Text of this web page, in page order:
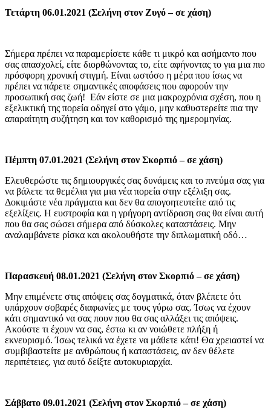
Τετάρτη 06.01.2021 (Σελήνη στον Ζυγό – σε χάση)
Σήμερα πρέπει να παραμερίσετε κάθε τι μικρό και ασήμαντο που
σας απασχολεί, είτε διορθώνοντας το, είτε αφήνοντας το για μια πιο
πρόσφορη χρονική στιγμή. Είναι ωστόσο η μέρα που ίσως να
πρέπει να πάρετε σημαντικές αποφάσεις που αφορούν την
προσωπική σας ζωή! Εάν είστε σε μια μακροχρόνια σχέση, που η
εξελικτική της πορεία οδηγεί στο γάμο, μην καθυστερείτε πια την
απαραίτητη συζήτηση και τον καθορισμό της ημερομηνίας.
Πέμπτη 07.01.2021 (Σελήνη στον Σκορπιό – σε χάση)
Ελευθερώστε τις δημιουργικές σας δυνάμεις και το πνεύμα σας για
να βάλετε τα θεμέλια για μια νέα πορεία στην εξέλιξη σας.
Δοκιμάστε νέα πράγματα και δεν θα απογοητευτείτε από τις
εξελίξεις. Η ευστροφία και η γρήγορη αντίδραση σας θα είναι αυτή
που θα σας σώσει σήμερα από δύσκολες καταστάσεις. Μην
αναλαμβάνετε ρίσκα και ακολουθήστε την διπλωματική οδό…
Παρασκευή 08.01.2021 (Σελήνη στον Σκορπιό – σε χάση)
Μην επιμένετε στις απόψεις σας δογματικά, όταν βλέπετε ότι
υπάρχουν σοβαρές διαφωνίες με τους γύρω σας. Ίσως να έχουν
κάτι σημαντικό να σας πουν που θα σας αλλάξει τις απόψεις.
Ακούστε τι έχουν να σας, έστω κι αν νοιώθετε πλήξη ή
εκνευρισμό. Ίσως τελικά να έχετε να μάθετε κάτι! Θα χρειαστεί να
συμβιβαστείτε με ανθρώπους ή καταστάσεις, αν δεν θέλετε
περιπέτειες, για αυτό δείξτε αυτοκυριαρχία.
Σάββατο 09.01.2021 (Σελήνη στον Σκορπιό – σε χάση)